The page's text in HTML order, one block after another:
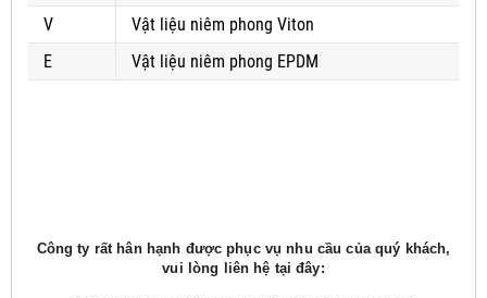
V
Vật liệu niêm phong Viton
E
Vật liệu niêm phong EPDM
Công ty rất hân hạnh được phục vụ nhu cầu của quý khách,
vui lòng liên hệ tại đây: